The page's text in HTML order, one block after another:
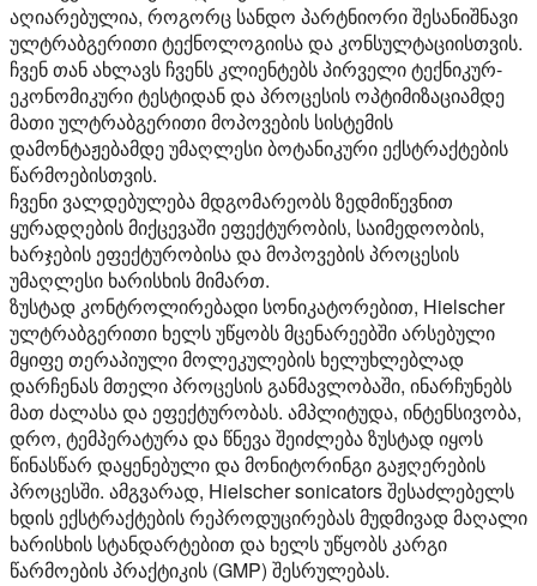
აღიარებულია, როგორც სანდო პარტნიორი შესანიშნავი
ულტრაბგერითი ტექნოლოგიისა და კონსულტაციისთვის.
ჩვენ თან ახლავს ჩვენს კლიენტებს პირველი ტექნიკურ-
ეკონომიკური ტესტიდან და პროცესის ოპტიმიზაციამდე
მათი ულტრაბგერითი მოპოვების სისტემის
დამონტაჟებამდე უმაღლესი ბოტანიკური ექსტრაქტების
წარმოებისთვის.
ჩვენი ვალდებულება მდგომარეობს ზედმიწევნით
ყურადღების მიქცევაში ეფექტურობის, საიმედოობის,
ხარჯების ეფექტურობისა და მოპოვების პროცესის
უმაღლესი ხარისხის მიმართ.
ზუსტად კონტროლირებადი სონიკატორებით, Hielscher
ულტრაბგერითი ხელს უწყობს მცენარეებში არსებული
მყიფე თერაპიული მოლეკულების ხელუხლებლად
დარჩენას მთელი პროცესის განმავლობაში, ინარჩუნებს
მათ ძალასა და ეფექტურობას. ამპლიტუდა, ინტენსივობა,
დრო, ტემპერატურა და წნევა შეიძლება ზუსტად იყოს
წინასწარ დაყენებული და მონიტორინგი გაჟღერების
პროცესში. ამგვარად, Hielscher sonicators შესაძლებელს
ხდის ექსტრაქტების რეპროდუცირებას მუდმივად მაღალი
ხარისხის სტანდარტებით და ხელს უწყობს კარგი
წარმოების პრაქტიკის (GMP) შესრულებას.